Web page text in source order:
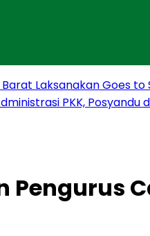
Laksanakan Goes to
PKK,
Pengurus